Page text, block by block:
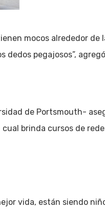
mocos alrededor de
dedos pegajosos”,
de Portsmouth-
brinda cursos de
vida, están siendo